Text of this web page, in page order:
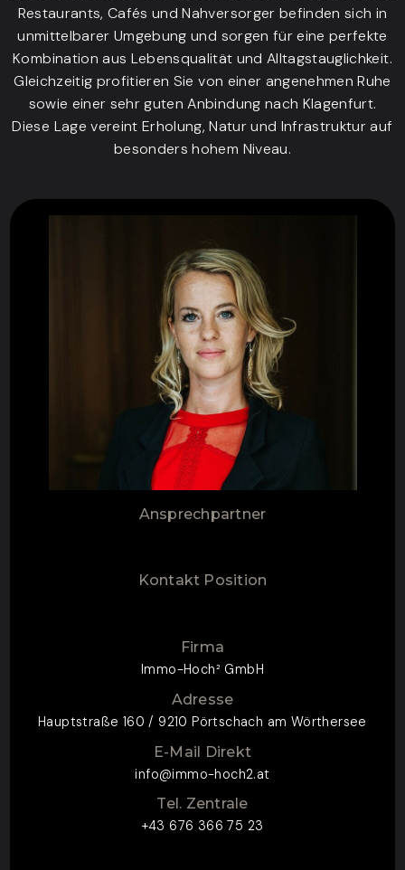
Restaurants, Cafés und Nahversorger befinden sich in
unmittelbarer Umgebung und sorgen für eine perfekte
Kombination aus Lebensqualität und Alltagstauglichkeit.
Gleichzeitig profitieren Sie von einer angenehmen Ruhe
sowie einer sehr guten Anbindung nach Klagenfurt.
Diese Lage vereint Erholung, Natur und Infrastruktur auf
besonders hohem Niveau.
Ansprechpartner
Kontakt Position
Firma
Immo-Hoch² GmbH
Adresse
Hauptstraße 160 / 9210 Pörtschach am Wörthersee
E-Mail Direkt
info@immo-hoch2.at
Tel. Zentrale
+43 676 366 75 23